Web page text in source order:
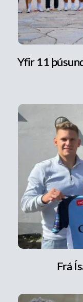
Yfir 11
Frá